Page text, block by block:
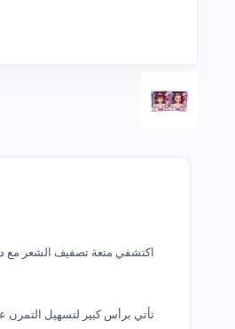
اكتشفي متعة تصفيف الشعر مع
تأتي برأس كبير لتسهيل